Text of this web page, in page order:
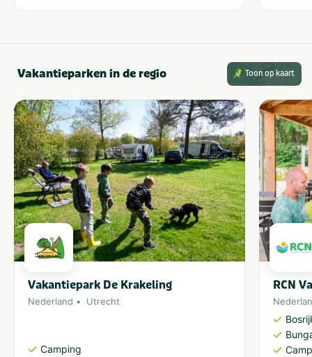
Vakantieparken in de regio Toon op kaart
Vakantiepark De Krakeling
Nederland Utrecht
Camping
RCN